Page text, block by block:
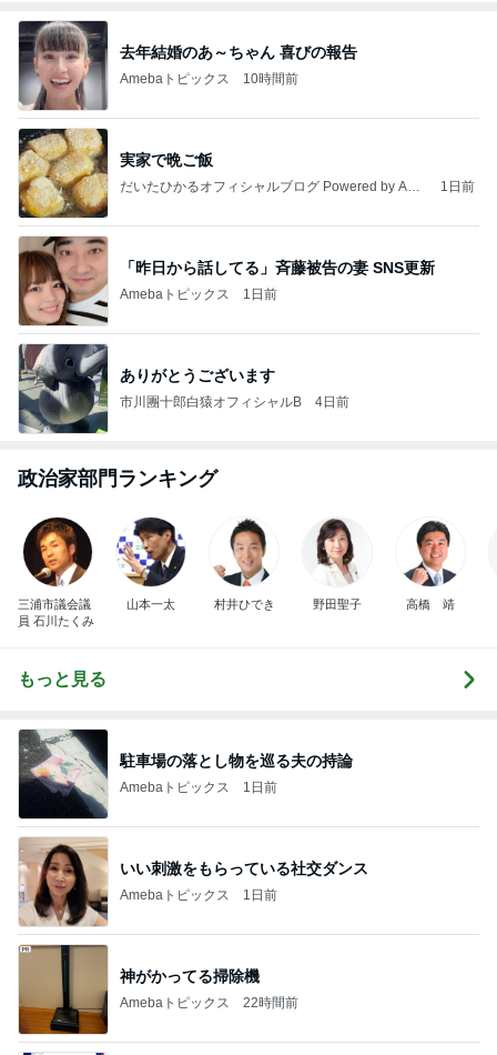
去年結婚のあ～ちゃん 喜びの報告
Amebaトピックス 10時間前
実家で晩ご飯
だいたひかるオフィシャルブログ Powered by Ame
1日前
「昨日から話してる」斉藤被告の妻 SNS更新
Amebaトピックス 1日前
ありがとうございます
市川團十郎白猿オフィシャルB 4日前
政治家部門ランキング
三浦市議会議
員 石川たくみ
山本一太 村井ひでき 野田聖子 高橋 靖
もっと見る
駐車場の落とし物を巡る夫の持論
Amebaトピックス 1日前
いい刺激をもらっている社交ダンス
Amebaトピックス 1日前
神がかってる掃除機
Amebaトピックス 22時間前